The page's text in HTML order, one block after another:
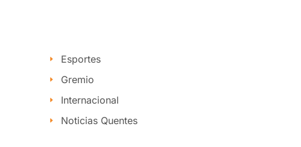
Esportes
Gremio
Internacional
Noticias Quentes